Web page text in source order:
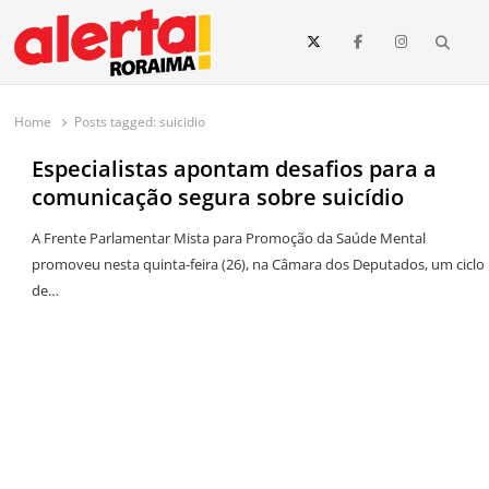
conteúdo
O maior portal de notícias de Roraima
O Alerta Roraima é seu portal de notícias completo sobre política,
e todo o estado de Roraima. Fique sempre informado com
Home Posts tagged:suicidio
Especialistas apontam desafios para a
comunicação segura sobre suicídio
A Frente Parlamentar Mista para Promoção da Saúde Mental
promoveu nesta quinta-feira (26), na Câmara dos Deputados, um ciclo
de…